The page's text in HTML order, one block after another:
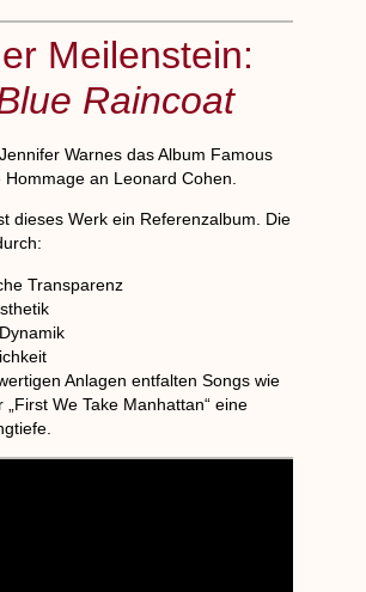
Meilenstein:
Raincoat
Warnes das Album Famous
Hommage an Leonard Cohen.
dieses Werk ein Referenzalbum. Die
Transparenz
Anlagen entfalten Songs wie
„First We Take Manhattan“ eine